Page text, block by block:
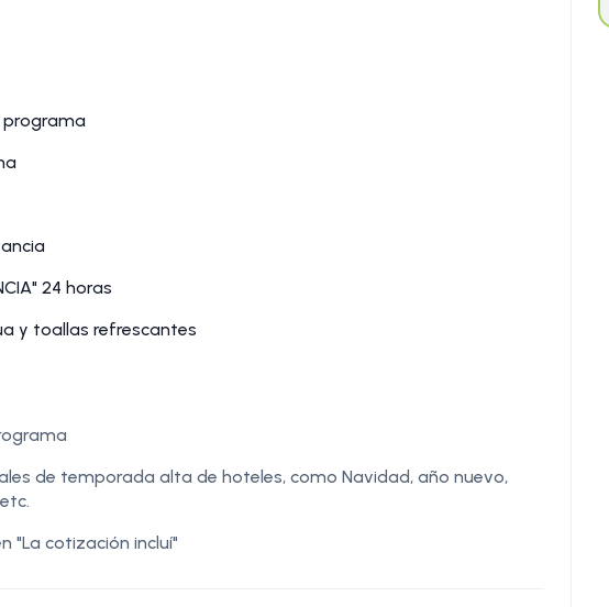
programa
24 horas
y toallas refrescantes
de temporada alta de hoteles, como Navidad, año nuevo,
"La cotización incluí"